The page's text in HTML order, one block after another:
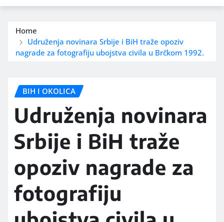
Home
Udruženja novinara Srbije i BiH traže opoziv
nagrade za fotografiju ubojstva civila u Brčkom 1992.
BIH I OKOLICA
Udruženja novinara
Srbije i BiH traže
opoziv nagrade za
fotografiju